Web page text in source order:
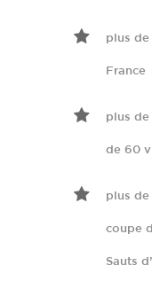
plus
France
plus de
de 60
plus de
coupe
Sauts